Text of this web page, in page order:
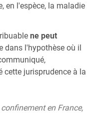
en l'espèce, la maladie
ne peut
dans l'hypothèse où il
jurisprudence à la
en France,